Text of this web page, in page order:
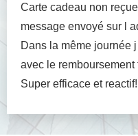
Carte cadeau non
message envoyé sur l
Dans la même journée
avec le
Super efficace et